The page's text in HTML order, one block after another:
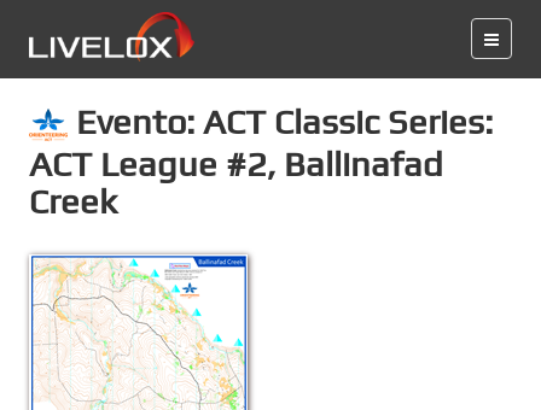
Evento: ACT Classic Series:
ACT League #2, Ballinafad
Creek